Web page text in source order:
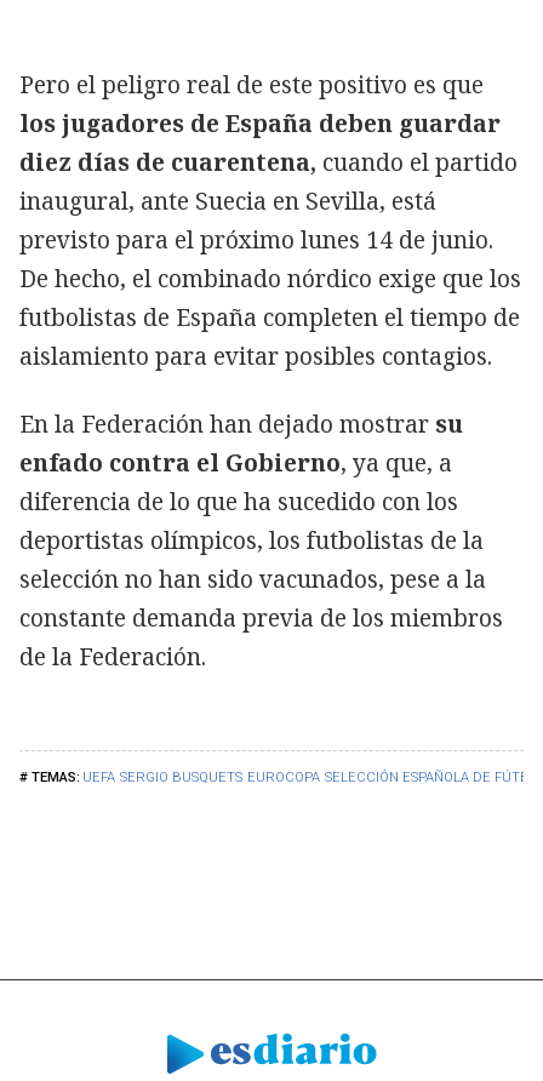
UEFA SERGIO BUSQUETS EUROCOPA SELECCIÓN ESPAÑOLA DE
Pero el peligro real de este positivo es que
los jugadores de España deben guardar
diez días de cuarentena, cuando el partido
inaugural, ante Suecia en Sevilla, está
previsto para el próximo lunes 14 de junio.
De hecho, el combinado nórdico exige que los
futbolistas de España completen el tiempo de
aislamiento para evitar posibles contagios.
En la Federación han dejado mostrar su
enfado contra el Gobierno, ya que, a
diferencia de lo que ha sucedido con los
deportistas olímpicos, los futbolistas de la
selección no han sido vacunados, pese a la
constante demanda previa de los miembros
de la Federación.